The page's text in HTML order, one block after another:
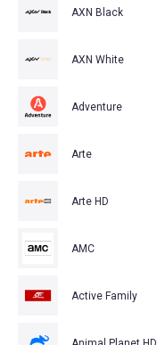
AXN Black
AXN White
Adventure
Arte
Arte HD
AMC
Active Family